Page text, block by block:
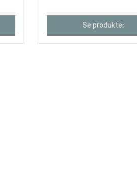
Se produkter